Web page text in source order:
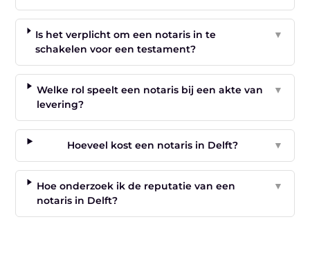
Is het verplicht om een notaris in te
schakelen voor een testament?
▼
Welke rol speelt een notaris bij een akte van
levering?
▼
Hoeveel kost een notaris in Delft? ▼
Hoe onderzoek ik de reputatie van een
notaris in Delft?
▼